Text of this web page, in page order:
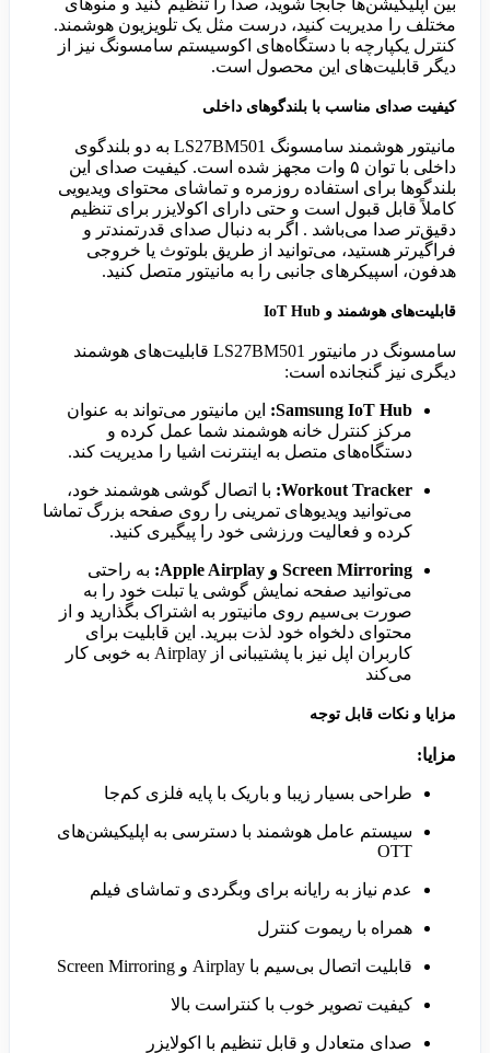
بین اپلیکیشن‌ها جابجا شوید، صدا را تنظیم کنید و منوهای
مختلف را مدیریت کنید، درست مثل یک تلویزیون هوشمند.
کنترل یکپارچه با دستگاه‌های اکوسیستم سامسونگ نیز از
دیگر قابلیت‌های این محصول است.
کیفیت صدای مناسب با بلندگوهای داخلی
مانیتور هوشمند سامسونگ LS27BM501 به دو بلندگوی
داخلی با توان ۵ وات مجهز شده است. کیفیت صدای این
بلندگوها برای استفاده روزمره و تماشای محتوای ویدیویی
کاملاً قابل قبول است و حتی دارای اکولایزر برای تنظیم
دقیق‌تر صدا می‌باشد . اگر به دنبال صدای قدرتمندتر و
فراگیرتر هستید، می‌توانید از طریق بلوتوث یا خروجی
هدفون، اسپیکرهای جانبی را به مانیتور متصل کنید.
قابلیت‌های هوشمند و IoT Hub
سامسونگ در مانیتور LS27BM501 قابلیت‌های هوشمند
دیگری نیز گنجانده است:
Samsung IoT Hub:
این مانیتور می‌تواند به عنوان
مرکز کنترل خانه هوشمند شما عمل کرده و
دستگاه‌های متصل به اینترنت اشیا را مدیریت کند.
Workout Tracker: با اتصال گوشی هوشمند خود،
می‌توانید ویدیوهای تمرینی را روی صفحه بزرگ تماشا
کرده و فعالیت ورزشی خود را پیگیری کنید.
Screen Mirroring و Apple Airplay:
به راحتی
می‌توانید صفحه نمایش گوشی یا تبلت خود را به
صورت بی‌سیم روی مانیتور به اشتراک بگذارید و از
محتوای دلخواه خود لذت ببرید. این قابلیت برای
کاربران اپل نیز با پشتیبانی از Airplay به خوبی کار
می‌کند
مزایا و نکات قابل توجه
مزایا:
طراحی بسیار زیبا و باریک با پایه فلزی کم‌جا
سیستم عامل هوشمند با دسترسی به اپلیکیشن‌های
OTT
عدم نیاز به رایانه برای وبگردی و تماشای فیلم
همراه با ریموت کنترل
قابلیت اتصال بی‌سیم با Airplay و Screen Mirroring
کیفیت تصویر خوب با کنتراست بالا
صدای متعادل و قابل تنظیم با اکولایزر